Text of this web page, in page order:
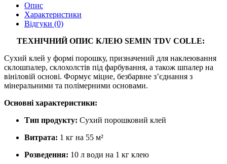
Опис
Характеристики
Відгуки (0)
ТЕХНІЧНИЙ ОПИС КЛЕЮ SEMIN TDV COLLE:
Сухий клей у формі порошку, призначений для наклеювання
склошпалер, склохолстів під фарбування, а також шпалер на
вініловій основі. Формує міцне, безбарвне з’єднання з
мінеральними та полімерними основами.
Основні характеристики:
Тип продукту: Сухий порошковий клей
Витрата: 1 кг на 55 м²
Розведення: 10 л води на 1 кг клею